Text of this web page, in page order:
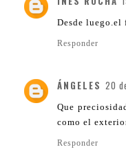
Desde luego.el
Responder
ÁNGELES 20
Que
como el
Responder